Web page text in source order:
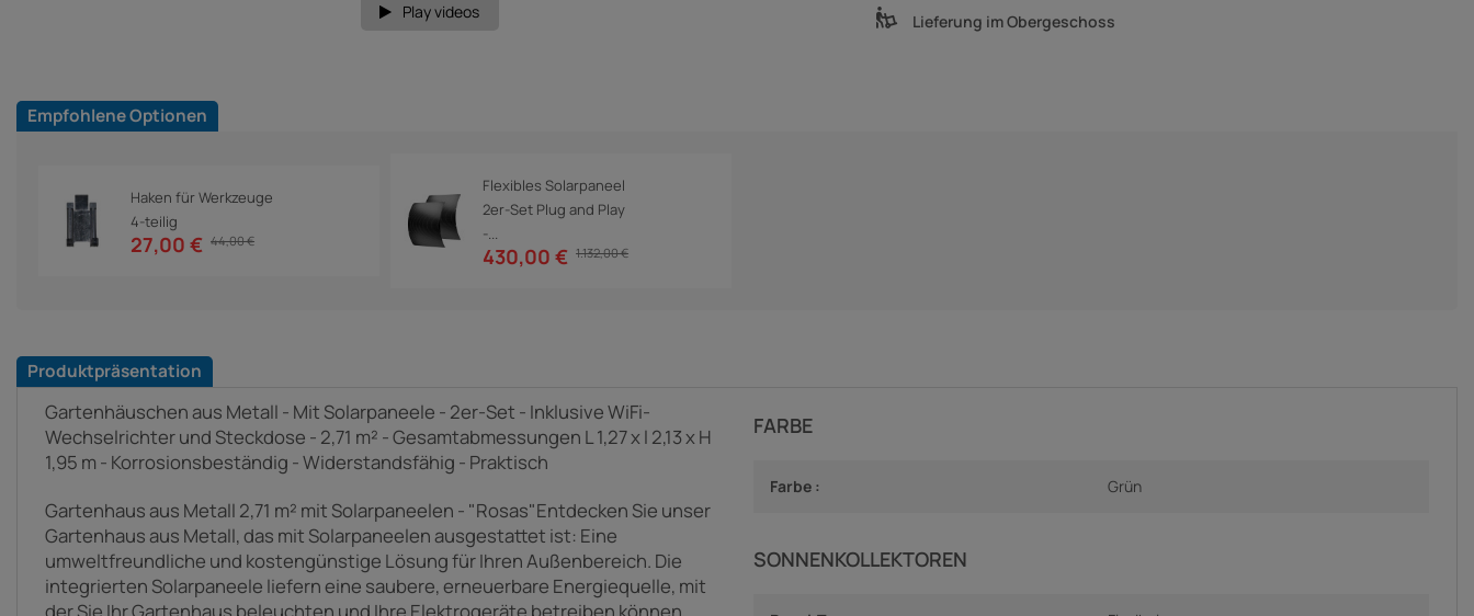
Play videos
Lieferung im Obergeschoss
Empfohlene Optionen
Haken für Werkzeuge
4-teilig
27,00 € 44,00 €
Flexibles Solarpaneel
2er-Set Plug and Play
-...
430,00 € 1.132,00 €
Produktpräsentation
Gartenhäuschen aus Metall - Mit Solarpaneele - 2er-Set - Inklusive WiFi-
Wechselrichter und Steckdose - 2,71 m² - Gesamtabmessungen L 1,27 x l 2,13 x H
1,95 m - Korrosionsbeständig - Widerstandsfähig - Praktisch
Gartenhaus aus Metall 2,71 m² mit Solarpaneelen - "Rosas"Entdecken Sie unser
Gartenhaus aus Metall, das mit Solarpaneelen ausgestattet ist: Eine
umweltfreundliche und kostengünstige Lösung für Ihren Außenbereich. Die
integrierten Solarpaneele liefern eine saubere, erneuerbare Energiequelle, mit
FARBE
Farbe : Grün
SONNENKOLLEKTOREN